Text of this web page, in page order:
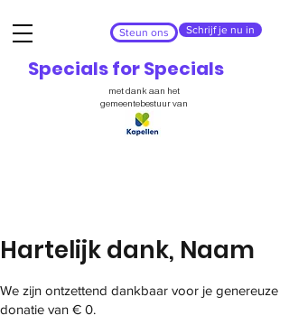
Steun ons Schrijf je nu in
Specials for Specials
met dank aan het
gemeentebestuur van
Hartelijk dank, Naam
We zijn ontzettend dankbaar voor je genereuze
donatie van € 0.